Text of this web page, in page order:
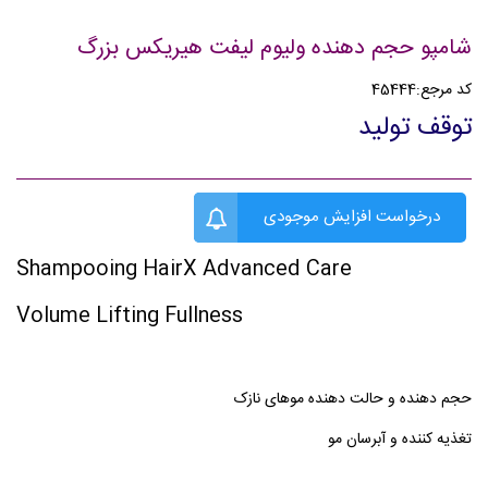
شامپو حجم دهنده ولیوم لیفت هیریکس بزرگ
کد مرجع:45444
توقف تولید
درخواست افزایش موجودی
Shampooing HairX Advanced Care
Volume Lifting Fullness
حجم دهنده و حالت دهنده موهای نازک
تغذیه کننده و آبرسان مو